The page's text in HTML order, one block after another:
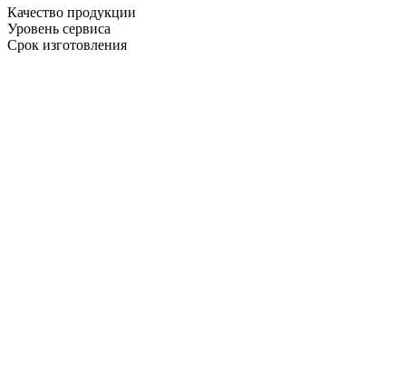
Качество продукции
Уровень сервиса
Срок изготовления